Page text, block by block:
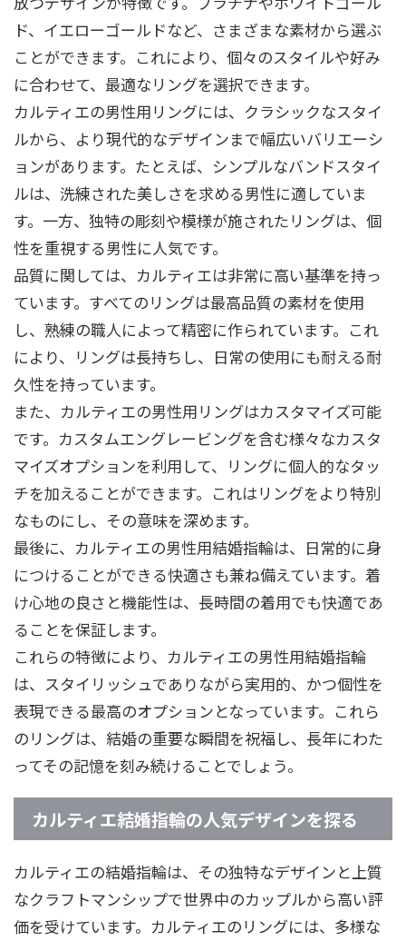
ド、イエローゴールドなど、さまざまな素材から選ぶ
ことができます。これにより、個々のスタイルや好み
に合わせて、最適なリングを選択できます。
カルティエの男性用リングには、クラシックなスタイ
ルから、より現代的なデザインまで幅広いバリエーシ
ョンがあります。たとえば、シンプルなバンドスタイ
ルは、洗練された美しさを求める男性に適していま
す。一方、独特の彫刻や模様が施されたリングは、個
性を重視する男性に人気です。
品質に関しては、カルティエは非常に高い基準を持っ
ています。すべてのリングは最高品質の素材を使用
し、熟練の職人によって精密に作られています。これ
により、リングは長持ちし、日常の使用にも耐える耐
久性を持っています。
また、カルティエの男性用リングはカスタマイズ可能
です。カスタムエングレービングを含む様々なカスタ
マイズオプションを利用して、リングに個人的なタッ
チを加えることができます。これはリングをより特別
なものにし、その意味を深めます。
最後に、カルティエの男性用結婚指輪は、日常的に身
につけることができる快適さも兼ね備えています。着
け心地の良さと機能性は、長時間の着用でも快適であ
ることを保証します。
これらの特徴により、カルティエの男性用結婚指輪
は、スタイリッシュでありながら実用的、かつ個性を
表現できる最高のオプションとなっています。これら
のリングは、結婚の重要な瞬間を祝福し、長年にわた
ってその記憶を刻み続けることでしょう。
カルティエ結婚指輪の人気デザインを探る
カルティエの結婚指輪は、その独特なデザインと上質
なクラフトマンシップで世界中のカップルから高い評
価を受けています。カルティエのリングには、多様な